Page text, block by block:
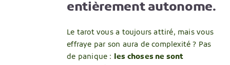
entièrement autonome.
Le tarot vous a toujours attiré, mais vous
effraye par son aura de complexité ? Pas
de panique : les choses ne sont